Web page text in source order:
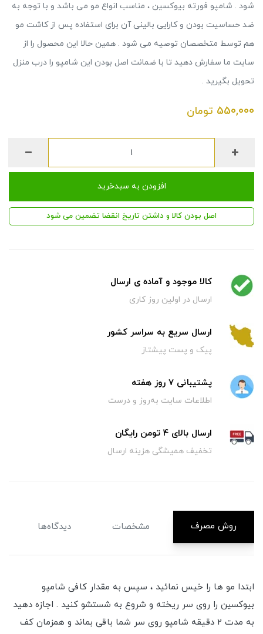
شود . شامپو فورته بیوکسین ، مناسب انواع مو می باشد و با توجه به
ضد حساسیت بودن و کارایی بالینی آن برای استفاده پس از کاشت مو
هم توسط متخصصان توصیه می شود . همین حالا این محصول را از
سایت ما سفارش دهید تا با ضمانت اصل بودن این شامپو را درب منزل
تحویل بگیرید .
550,000 تومان
افزودن به سبدخرید
اصل بودن کالا و داشتن تاریخ انقضا تضمین می شود
کالا موجود و آماده ی ارسال
ارسال در اولین روز کاری
ارسال سریع به سراسر کشور
پیک و پست پیشتاز
پشتیبانی 7 روز هفته
اطلاعات سایت به‌روز و درست
ارسال بالای 4 تومن رایگان
تخفیف همیشگی هزینه ارسال
روش مصرف مشخصات دیدگاه‌ها
ابتدا مو ها را خیس نمائید ، سپس به مقدار کافی شامپو
بیوکسین را روی سر ریخته و شروع به شستشو کنید . اجازه دهید
به مدت 2 دقیقه شامپو روی سر شما باقی بماند و همزمان کف